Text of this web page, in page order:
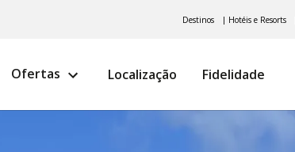
Destinos | Hotéis e Resorts
Ofertas Localização Fidelidade